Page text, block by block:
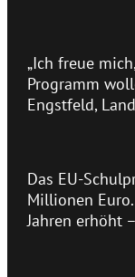
„Ich freue
Programm
Engstfeld,
Das EU-
Millionen
Jahren erhöht